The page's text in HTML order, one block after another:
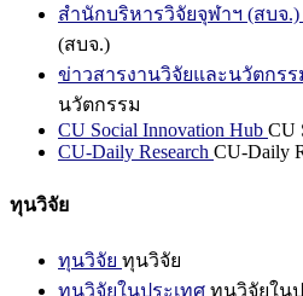
สำนักบริหารวิจัยจุฬาฯ (สบจ.)
(สบจ.)
ข่าวสารงานวิจัยและนวัตกรร
นวัตกรรม
CU Social Innovation Hub CU
CU-Daily Research CU-Daily
ทุนวิจัย
ทุนวิจัย ทุนวิจัย
ทุนวิจัยในประเทศ ทุนวิจัยใน